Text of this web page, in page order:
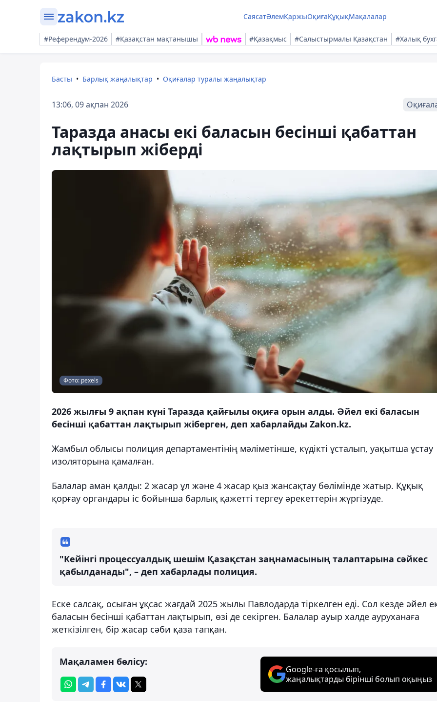
СаясатӘлемҚаржыОқиғаҚұқықМақалалар
#Референдум-2026 #Қазақстан мақтанышы #Қазақмыс #Салыстырмалы Қазақстан #Халық
Басты Барлық жаңалықтар Оқиғалар туралы жаңалықтар
13:06, 09 ақпан 2026
Таразда анасы екі баласын бесінші қабаттан
лақтырып жіберді
Фото: pexels
2026 жылғы 9 ақпан күні Таразда қайғылы оқиға орын алды. Әйел екі баласын
бесінші қабаттан лақтырып жіберген, деп хабарлайды Zakon.kz.
Жамбыл облысы полиция департаментінің мәліметінше, күдікті ұсталып, уақытша ұстау
изоляторына қамалған.
Балалар аман қалды: 2 жасар ұл және 4 жасар қыз жансақтау бөлімінде жатыр. Құқық
қорғау органдары іс бойынша барлық қажетті тергеу әрекеттерін жүргізуде.
"Кейінгі процессуалдық шешім Қазақстан заңнамасының талаптарына сәйкес
қабылданады", – деп хабарлады полиция.
Еске салсақ, осыған ұқсас жағдай 2025 жылы Павлодарда тіркелген еді. Сол кезде әйел
баласын бесінші қабаттан лақтырып, өзі де секірген. Балалар ауыр халде ауруханаға
жеткізілген, бір жасар сәби қаза тапқан.
Мақаламен бөлісу:
Google-ға қосылып,
жаңалықтарды бірінші болып оқыңыз